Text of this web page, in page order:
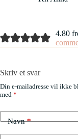
4.80
Skriv et svar
Din e-mailadresse vil ikke
med *
Navn*